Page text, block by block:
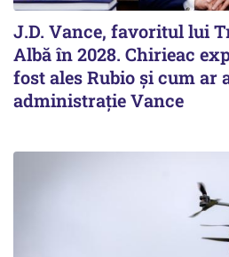
J.D. Vance, favoritul lui
Albă în 2028. Chirieac
fost ales Rubio și cum ar
administrație Vance